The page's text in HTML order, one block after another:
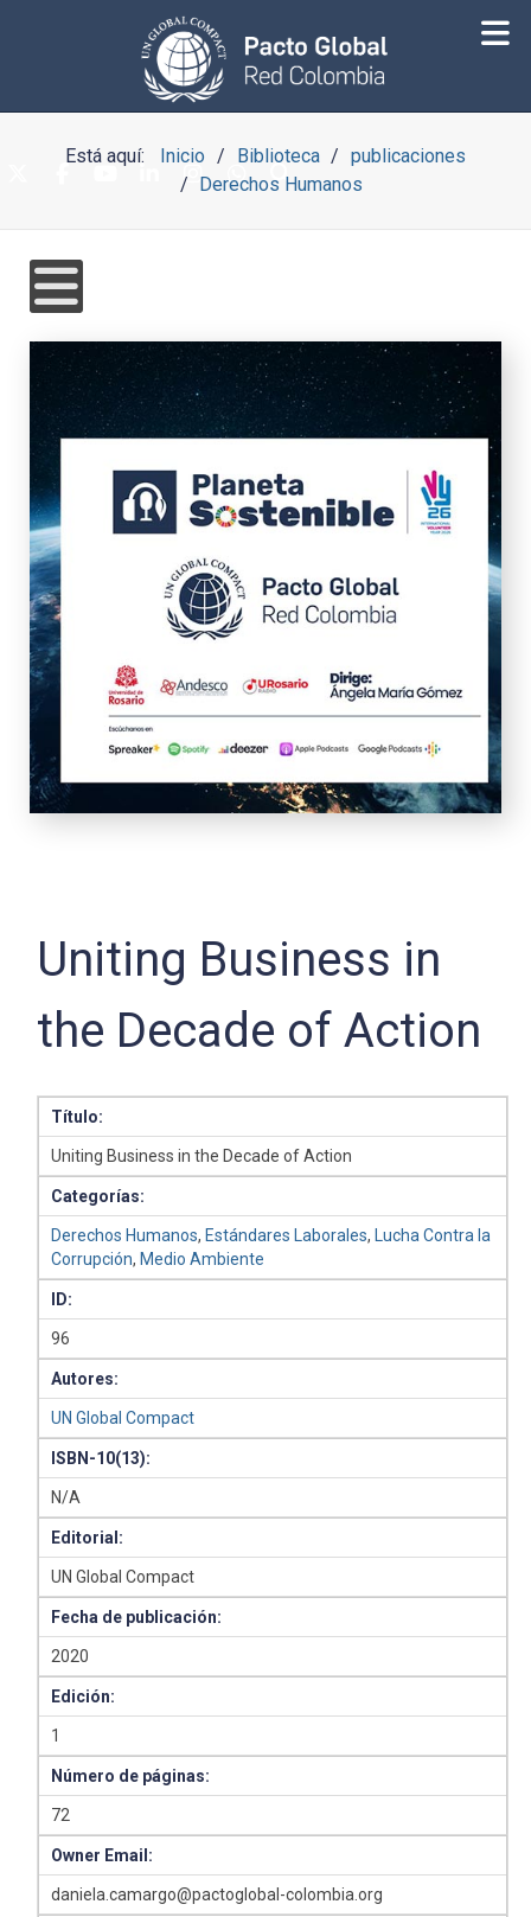
Está aquí: Inicio Biblioteca
publicaciones
Derechos Humanos
Uniting Business in
the Decade of Action
Título:
Uniting Business in the Decade of Action
Categorías:
Derechos Humanos, Estándares Laborales, Lucha Contra la
Corrupción, Medio Ambiente
ID:
96
Autores:
UN Global Compact
ISBN-10(13):
N/A
Editorial:
UN Global Compact
Fecha de publicación:
2020
Edición:
1
Número de páginas:
72
Owner Email:
daniela.camargo@pactoglobal-colombia.org